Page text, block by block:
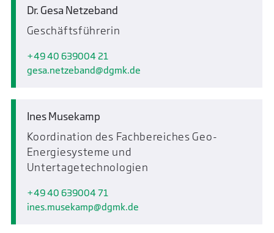
Dr. Gesa Netzeband
Geschäftsführerin
+49 40 639004 21
gesa.netzeband
dgmk.de
Ines Musekamp
Koordination des Fachbereiches Geo-
Energiesysteme und
Untertagetechnologien
+49 40 639004 71
ines.musekamp
dgmk.de